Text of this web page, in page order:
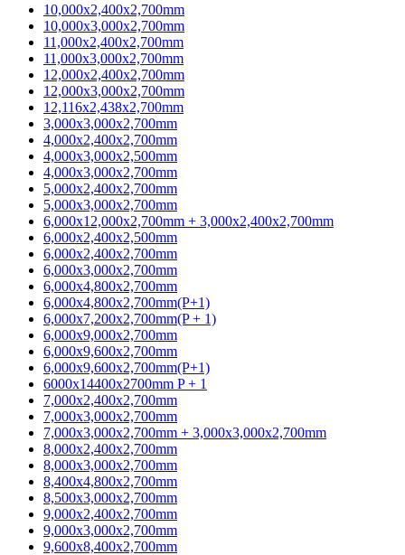
10,000x2,400x2,700mm
10,000x3,000x2,700mm
11,000x2,400x2,700mm
11,000x3,000x2,700mm
12,000x2,400x2,700mm
12,000x3,000x2,700mm
12,116x2,438x2,700mm
3,000x3,000x2,700mm
4,000x2,400x2,700mm
4,000x3,000x2,500mm
4,000x3,000x2,700mm
5,000x2,400x2,700mm
5,000x3,000x2,700mm
6,000x12,000x2,700mm + 3,000x2,400x2,700mm
6,000x2,400x2,500mm
6,000x2,400x2,700mm
6,000x3,000x2,700mm
6,000x4,800x2,700mm
6,000x4,800x2,700mm(P+1)
6,000x7,200x2,700mm(P + 1)
6,000x9,000x2,700mm
6,000x9,600x2,700mm
6,000x9,600x2,700mm(P+1)
6000x14400x2700mm P + 1
7,000x2,400x2,700mm
7,000x3,000x2,700mm
7,000x3,000x2,700mm + 3,000x3,000x2,700mm
8,000x2,400x2,700mm
8,000x3,000x2,700mm
8,400x4,800x2,700mm
8,500x3,000x2,700mm
9,000x2,400x2,700mm
9,000x3,000x2,700mm
9,600x8,400x2,700mm